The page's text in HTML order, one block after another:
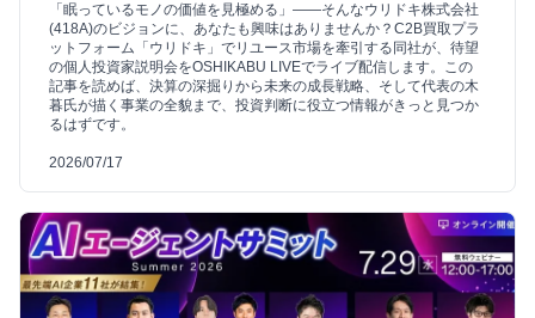
「眠っているモノの価値を見極める」――そんなウリドキ株式会社
(418A)のビジョンに、あなたも興味はありませんか？C2B買取プラ
ットフォーム「ウリドキ」でリユース市場を牽引する同社が、待望
の個人投資家説明会をOSHIKABU LIVEでライブ配信します。この
記事を読めば、決算の深掘りから未来の成長戦略、そして代表の木
暮氏が描く事業の全貌まで、投資判断に役立つ情報がきっと見つか
るはずです。
2026/07/17